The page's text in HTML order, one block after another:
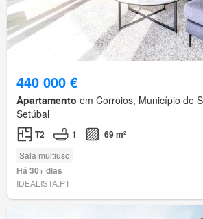
440 000 €
Apartamento em Corroios, Município de
Setúbal
T2 1 69 m²
Sala multiuso
Há 30+ dias
IDEALISTA.PT